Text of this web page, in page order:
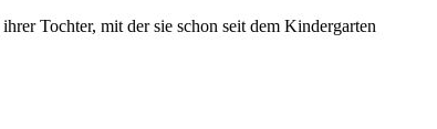
Tochter, mit der sie schon seit dem Kindergarten